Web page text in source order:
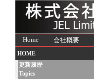
Home 会社概要
HOME
更新履歴
Topics